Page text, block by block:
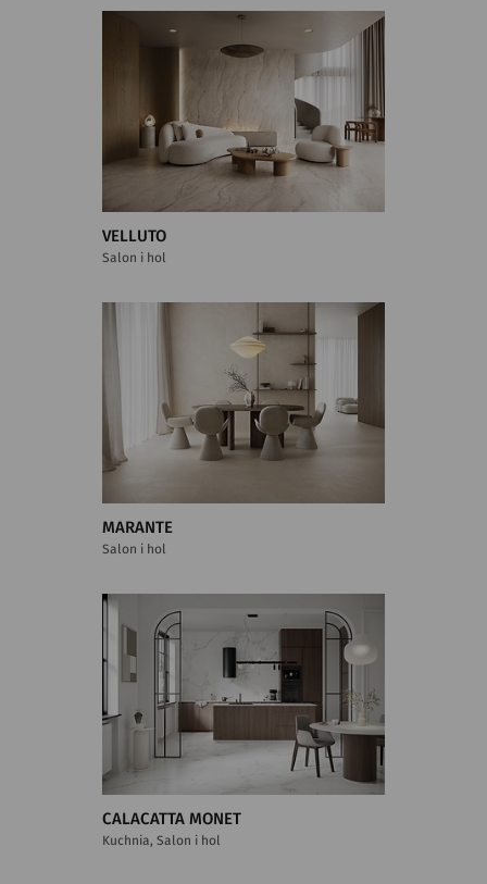
VELLUTO
Salon i hol
MARANTE
Salon i hol
CALACATTA MONET
Kuchnia, Salon i hol